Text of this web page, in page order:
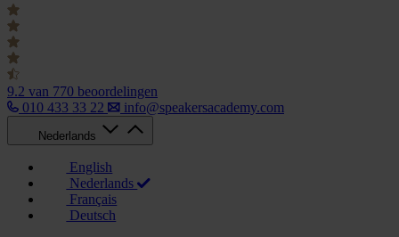
9.2 van 770 beoordelingen
010 433 33 22
info@speakersacademy.com
Nederlands
English
Nederlands
Français
Deutsch